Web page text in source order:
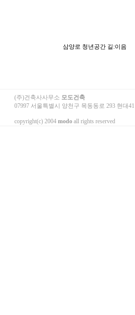
삼양로 청년공간 길:이음
(주)건축사사무소 모도건축
07997 서울특별시 양천구 목동동로 293 현대41
copyright(c) 2004 modo all rights reserved